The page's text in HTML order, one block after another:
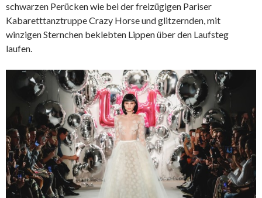
schwarzen Perücken wie bei der freizügigen Pariser
Kabaretttanztruppe Crazy Horse und glitzernden, mit
winzigen Sternchen beklebten Lippen über den Laufsteg
laufen.